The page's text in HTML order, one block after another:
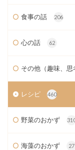
食事の話 206
心の話 62
その他（趣味、思
レシピ 460
野菜のおかず
海藻のおかず 27